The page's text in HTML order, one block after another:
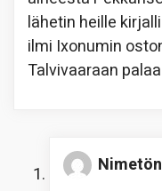
lähetin heille
ilmi Ixonumin
Talvivaaraan
Nimetön